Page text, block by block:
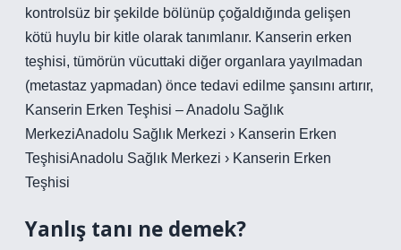
kontrolsüz bir şekilde bölünüp çoğaldığında gelişen
kötü huylu bir kitle olarak tanımlanır. Kanserin erken
teşhisi, tümörün vücuttaki diğer organlara yayılmadan
(metastaz yapmadan) önce tedavi edilme şansını artırır,
Kanserin Erken Teşhisi – Anadolu Sağlık
MerkeziAnadolu Sağlık Merkezi › Kanserin Erken
TeşhisiAnadolu Sağlık Merkezi › Kanserin Erken
Teşhisi
Yanlış tanı ne demek?